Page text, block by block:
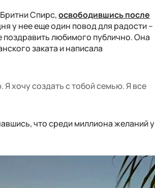
Спирс,освободившись после
у нее еще один повод для радости –
любимого публично. Она
заката и написала
хочу создать с тобой семью. Я все
что среди миллиона желаний у